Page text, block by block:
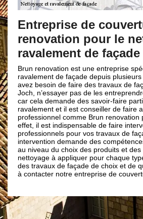
de couverture
pour le
de façade
renovation est une entreprise
de façade depuis plusieurs
besoin de faire des travaux de façade
n’essayer pas de les entreprendre par
cela demande des savoir-faire particuliers
et il est conseiller de faire appel à
comme Brun renovation pour
il est indispensable de faire intervenir
pour vos travaux de façade
demande des compétences et
niveau du choix des produits et des
à appliquer pour chaque type de
travaux de façade de choix et de qualité ;
notre entreprise de couverture